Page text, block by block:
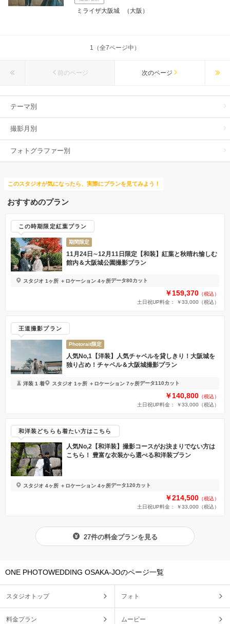
ミライザ大阪城 （大阪）
1（全7ページ中）
前のページ 次のページ
テーマ別
撮影月別
フォトグラファー別
このスタジオが気になったら、実際にプランを見てみよう！
おすすめのプラン
この時期限定紅葉プラン
期間限定
11月24日∼12月11日限定【和装】紅葉と秋晴れ愉しむ
館内＆大阪城公園撮影プラン
スタジオ 1ヶ所 ＋ロケーション 4ヶ所データ80カット
￥159,370 （税込）
土日祝UP料金： ￥33,000 （税込）
王道撮影プラン
Photorait限定
人気No,1【洋装】人気チャペルを貸しきり！大阪城を
独り占め！チャペル＆大阪城撮影プラン
洋装 1 着 スタジオ 1ヶ所 ＋ロケーション 7ヶ所データ110カット
￥140,800 （税込）
土日祝UP料金： ￥33,000 （税込）
和洋装どちらも着たい方はこちら
人気No,2【和洋装】撮影コースがお決まりでない方は
こちら！ 豊富な衣装から選べる和洋装プラン
スタジオ 4ヶ所 ＋ロケーション 4ヶ所データ120カット
￥214,500 （税込）
土日祝UP料金： ￥33,000 （税込）
27件の料金プランを見る
ONE PHOTOWEDDING OSAKA-JOのページ一覧
スタジオトップ フォト
料金プラン ムービー